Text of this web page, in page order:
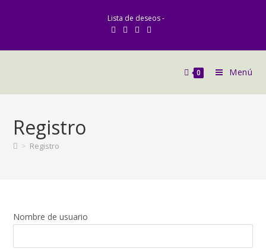
Lista de deseos -
0 Menú
Registro
> Registro
Nombre de usuario